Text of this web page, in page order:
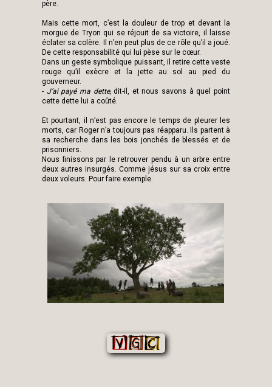
père.
Mais cette mort, c’est la douleur de trop et devant la
morgue de Tryon qui se réjouit de sa victoire, il laisse
éclater sa colère. Il n’en peut plus de ce rôle qu’il a joué.
De cette responsabilité qui lui pèse sur le cœur.
Dans un geste symbolique puissant, il retire cette veste
rouge qu’il exècre et la jette au sol au pied du
gouverneur.
- J’ai payé ma dette,dit-il, et nous savons à quel point
cette dette lui a coûté.
Et pourtant, il n’est pas encore le temps de pleurer les
morts, car Roger n’a toujours pas réapparu. Ils partent à
sa recherche dans les bois jonchés de blessés et de
prisonniers.
Nous finissons par le retrouver pendu à un arbre entre
deux autres insurgés. Comme jésus sur sa croix entre
deux voleurs. Pour faire exemple.